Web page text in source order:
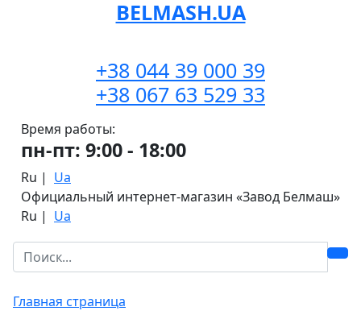
BELMASH.UA
+38 044 39 000 39
+38 067 63 529 33
Время работы:
пн-пт: 9:00 - 18:00
Ru | Ua
Официальный интернет-магазин «Завод Белмаш»
Ru | Ua
Главная страница